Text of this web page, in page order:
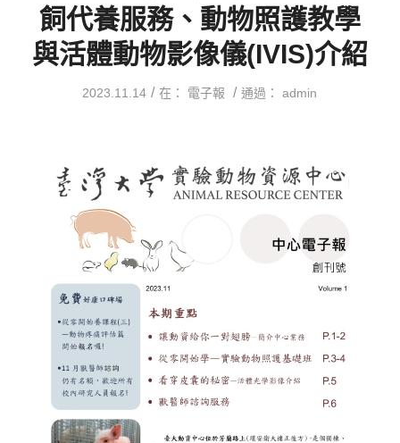
飼代養服務、動物照護教學
與活體動物影像儀(IVIS)介紹
2023.11.14 / 在： 電子報 / 通過：admin